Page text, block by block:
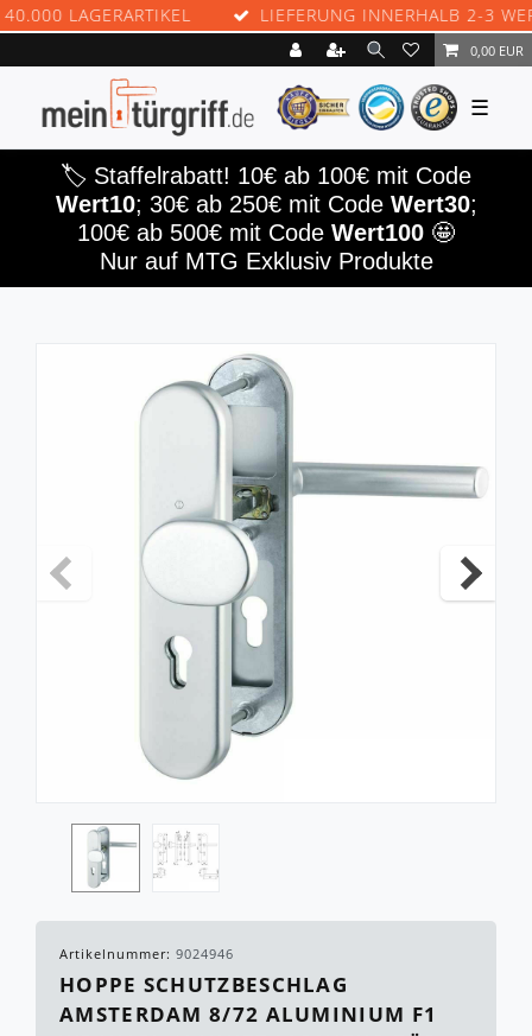
LAGERARTIKEL LIEFERUNG INNERHALB 2-3
0,00 EUR
☰
🏷️ Staffelrabatt! 10€ ab 100€ mit Code
Wert10; 30€ ab 250€ mit Code Wert30;
100€ ab 500€ mit Code Wert100 🤩
Nur auf MTG Exklusiv Produkte
Artikelnummer: 9024946
HOPPE SCHUTZBESCHLAG
AMSTERDAM 8/72 ALUMINIUM F1